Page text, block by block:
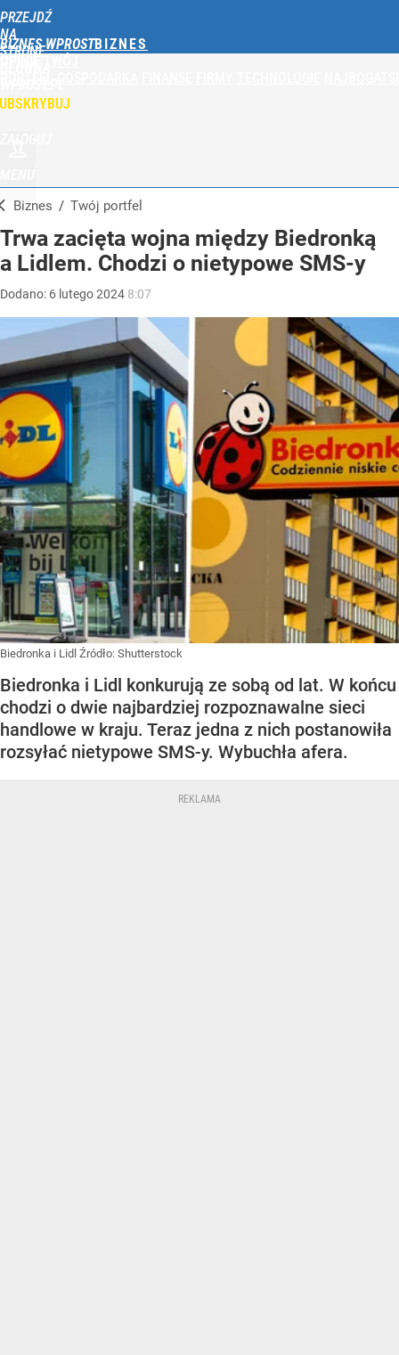
PRZEJDŹ
NA
STRONĘ
BIZNES WPROST
Biznes / Twój portfel
Trwa zacięta wojna między Biedronką
a Lidlem. Chodzi o nietypowe SMS-y
Dodano: 6 lutego2024 8:07
Biedronka i Lidl Źródło: Shutterstock
Biedronka i Lidl konkurują ze sobą od lat. W końcu
chodzi o dwie najbardziej rozpoznawalne sieci
handlowe w kraju. Teraz jedna z nich postanowiła
rozsyłać nietypowe SMS-y. Wybuchła afera.